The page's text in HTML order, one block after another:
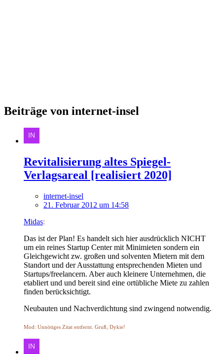
Beiträge von internet-insel
Revitalisierung altes Spiegel-
Verlagsareal [realisiert 2020]
internet-insel
21. Februar 2012 um 14:58
Midas:
Das ist der Plan! Es handelt sich hier ausdrücklich NICHT
um ein reines Startup Center mit Minimieten sondern ein
Gleichgewicht zw. großen und solventen Mietern mit dem
Standort und der Ausstattung entsprechenden Mieten und
Startups/freelancern. Aber auch kleinere Unternehmen, die
etabliert und und bereit sind eine ortübliche Miete zu zahlen
finden berücksichtigt.
Neubauten und Nachverdichtung sind zwingend notwendig.
Mod: Unnötiges Zitat entfernt. Gruß, Dykie!